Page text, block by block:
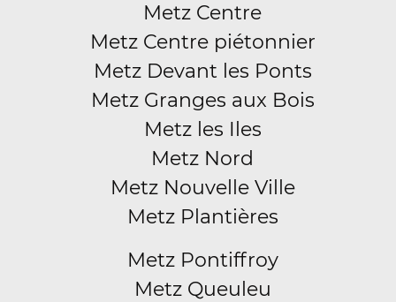
Metz Centre
Metz Centre piétonnier
Metz Devant les Ponts
Metz Granges aux Bois
Metz les Iles
Metz Nord
Metz Nouvelle Ville
Metz Plantières
Metz Pontiffroy
Metz Queuleu